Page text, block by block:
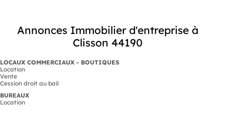
Annonces Immobilier d'entreprise à
Clisson 44190
LOCAUX COMMERCIAUX - BOUTIQUES
Location
Vente
Cession droit au bail
BUREAUX
Location